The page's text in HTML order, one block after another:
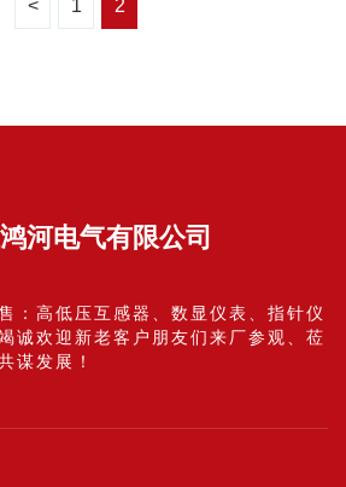
< 1 2
河电气有限公司
：高低压互感器、数显仪表、指针仪
诚欢迎新老客户朋友们来厂参观、莅
谋发展！